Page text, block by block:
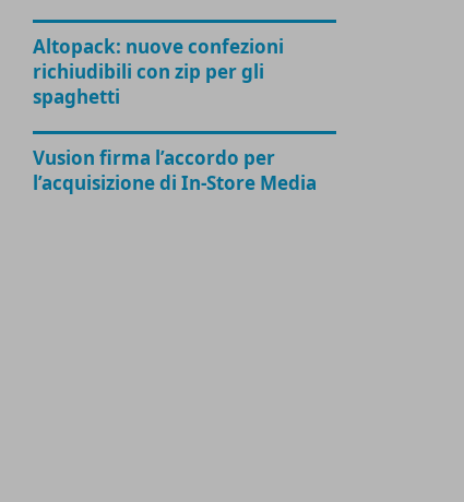
Altopack: nuove confezioni
richiudibili con zip per gli
spaghetti
Vusion firma l’accordo per
l’acquisizione di In-Store Media